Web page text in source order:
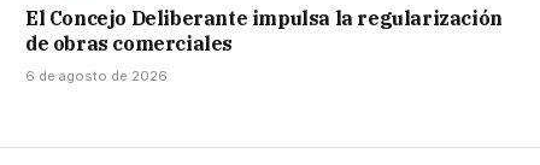
El Concejo Deliberante impulsa la regularización
de obras comerciales
6 de agosto de 2026